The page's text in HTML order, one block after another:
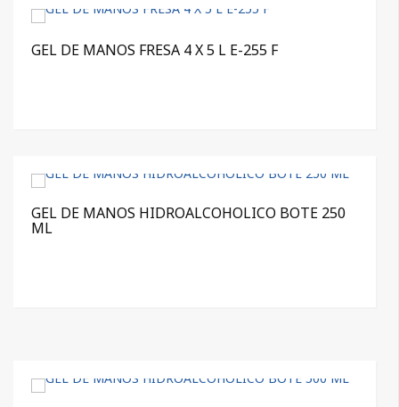
GEL DE MANOS FRESA 4 X 5 L E-255 F
GEL DE MANOS HIDROALCOHOLICO BOTE 250
ML